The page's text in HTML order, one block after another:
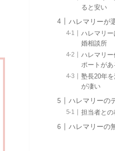
ると安い
ハレマリーが
ハレマリ
婚相談所
ハレマリ
ポートがあ
塾長20年
が凄い
ハレマリーの
担当者との
ハレマリーの